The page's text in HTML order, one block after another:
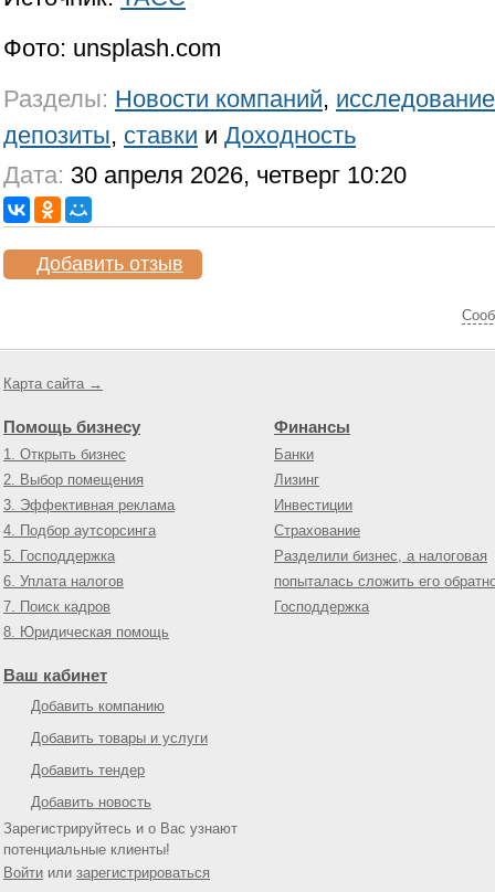
Фото: unsplash.com
Разделы: Новости компаний, исследование
депозиты, ставки и Доходность
Дата: 30 апреля 2026, четверг 10:20
Добавить отзыв
Карта сайта →
Помощь бизнесу
1. Открыть бизнес
2. Выбор помещения
3. Эффективная реклама
4. Подбор аутсорсинга
5. Господдержка
6. Уплата налогов
7. Поиск кадров
8. Юридическая помощь
Финансы
Банки
Лизинг
Инвестиции
Страхование
Разделили бизнес, а налоговая
попыталась сложить его
Господдержка
Ваш кабинет
Добавить компанию
Добавить товары и услуги
Добавить тендер
Добавить новость
Зарегистрируйтесь и о Вас узнают
потенциальные клиенты!
Войти или зарегистрироваться